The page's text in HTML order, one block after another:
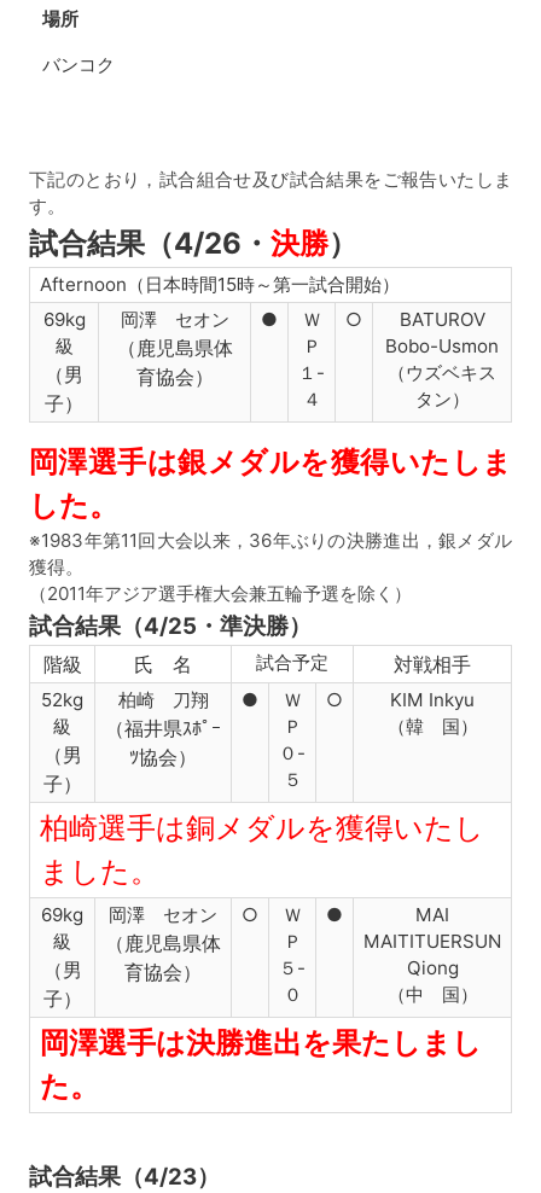
場所
バンコク
下記のとおり，試合組合せ及び試合結果をご報告いたしま
す。
試合結果（4/26・ 決勝）
Afternoon（日本時間15時～第一試合開始）
69kg
級
（男
子）
岡澤 セオン
（鹿児島県体
育協会）
●
Ｗ
Ｐ
１-
４
○
BATUROV
Bobo-Usmon
（ウズベキス
タン）
岡澤選手は銀メダルを獲得いたしま
した。
※1983年第11回大会以来，36年ぶりの決勝進出，銀メダル
獲得。
（2011年アジア選手権大会兼五輪予選を除く）
試合結果（4/25・準決勝）
階級 氏 名 試合予定 対戦相手
52kg
級
（男
子）
柏崎 刀翔
（福井県ｽﾎﾟｰ
ﾂ協会）
●
Ｗ
Ｐ
０-
５
○
KIM Inkyu
（韓 国）
柏崎選手は銅メダルを獲得いたし
ました。
69kg
級
（男
子）
岡澤 セオン
（鹿児島県体
育協会）
○
Ｗ
Ｐ
５-
０
●
MAI
MAITITUERSUN
Qiong
（中 国）
岡澤選手は決勝進出を果たしまし
た。
試合結果（4/23）